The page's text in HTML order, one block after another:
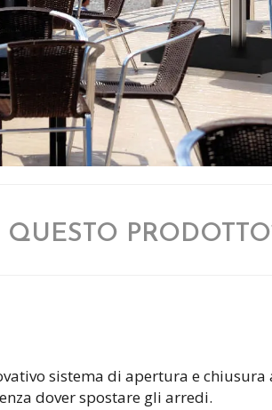
QUESTO
sistema di apertura e
dover spostare gli arredi.